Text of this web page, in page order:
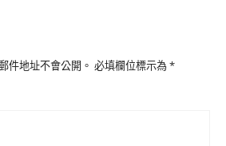
件地址不會公開。 必填欄位標示為*